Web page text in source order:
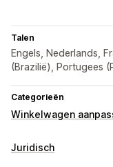
Talen
Engels, Nederlands,
(Brazilië), Portugees
Categorieën
Winkelwagen
Weergave van
Juridisch